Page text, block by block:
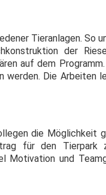
Tieranlagen.
der
auf dem
Die Arbeiten
die Möglichkeit
für den Tierpark
Motivation und